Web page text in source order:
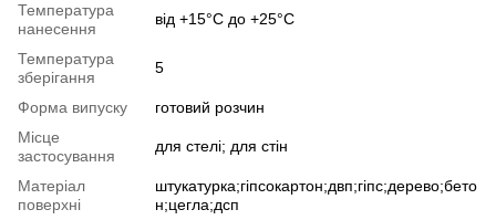
Температура
нанесення
від +15°С до +25°С
Температура
зберігання
5
Форма випуску
готовий розчин
Місце
застосування
для стелі; для стін
Матеріал
поверхні
штукатурка;гіпсокартон;двп;гіпс;дерево;бето
н;цегла;дсп